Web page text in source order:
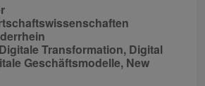
Transformation, Digital
Geschäftsmodelle, New